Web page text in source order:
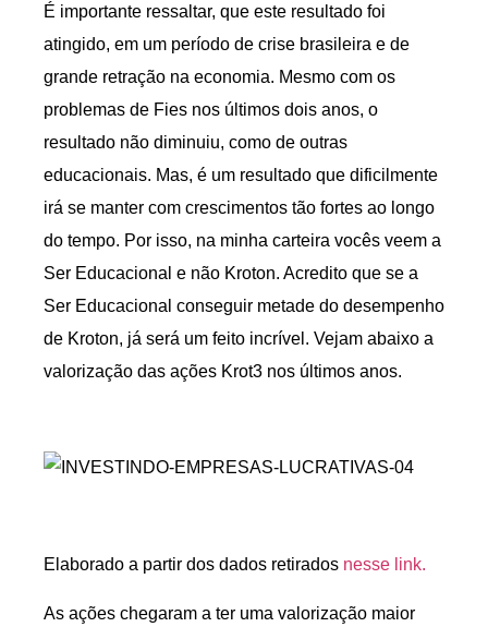
É importante ressaltar, que este resultado foi
atingido, em um período de crise brasileira e de
grande retração na economia. Mesmo com os
problemas de Fies nos últimos dois anos, o
resultado não diminuiu, como de outras
educacionais. Mas, é um resultado que dificilmente
irá se manter com crescimentos tão fortes ao longo
do tempo. Por isso, na minha carteira vocês veem a
Ser Educacional e não Kroton. Acredito que se a
Ser Educacional conseguir metade do desempenho
de Kroton, já será um feito incrível. Vejam abaixo a
valorização das ações Krot3 nos últimos anos.
Elaborado a partir dos dados retirados nesse link.
As ações chegaram a ter uma valorização maior